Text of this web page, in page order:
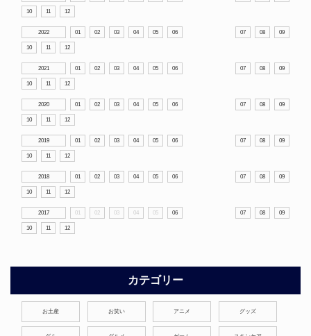
10 11 12
2022 01 02 03 04 05 06 07 08 09
10 11 12
2021 01 02 03 04 05 06 07 08 09
10 11 12
2020 01 02 03 04 05 06 07 08 09
10 11 12
2019 01 02 03 04 05 06 07 08 09
10 11 12
2018 01 02 03 04 05 06 07 08 09
10 11 12
2017 01 02 03 04 05 06 07 08 09
10 11 12
カテゴリー
お土産 お笑い アニメ グッズ